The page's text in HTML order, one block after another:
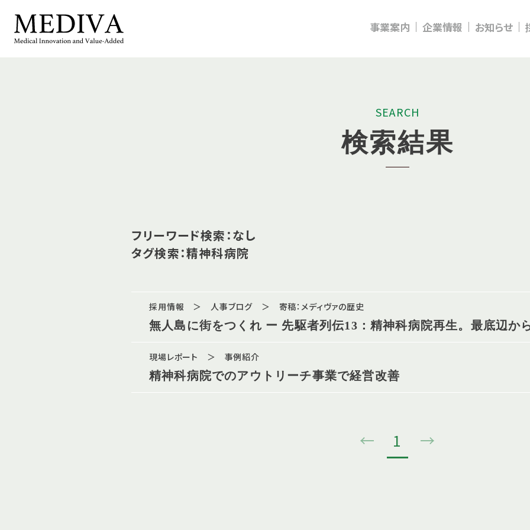
事業案内 企業情報 お知らせ
SEARCH
検索結果
フリーワード検索：なし
タグ検索：精神科病院
採用情報 ＞ 人事ブログ ＞ 寄稿：メディヴァの歴史
無人島に街をつくれ ー 先駆者列伝13：精神科病院再生。最底辺か
現場レポート ＞ 事例紹介
精神科病院でのアウトリーチ事業で経営改善
← 1 →